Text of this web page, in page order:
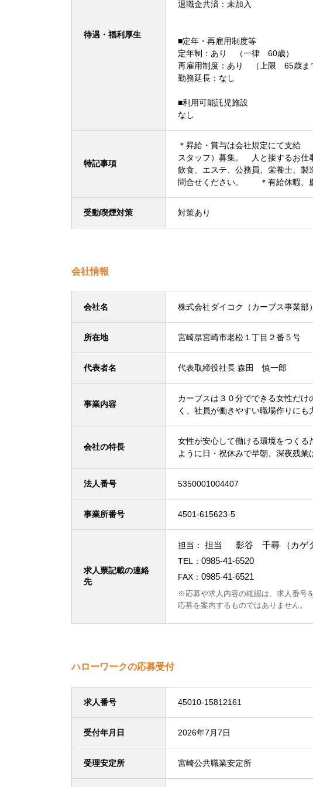
待遇・福利厚生
退職金共済：未加入
■定年・再雇用制度等
定年制：あり （一律 60歳）
再雇用制度：あり （上限 65歳ま
勤務延長：なし
■利用可能託児施設
なし
特記事項
＊昇給・賞与は会社規定にて支
スタッフ）募集。 人と接するお仕
飲食、エステ、公務員、栄養士、
問合せください。 ＊有給休暇、
受動喫煙対策 対策あり
会社情報
会社名 株式会社ダイコク（カーブス事業部）
所在地 宮崎県宮崎市老松１丁目２番５号
代表者名 代表取締役社長 森田 慎一郎
事業内容
カーブスは３０分でできる女性だ
く、社員が働きやすい職場作りにも
会社の特長
女性が安心して働ける環境をつく
ように日・祝休みで早朝、深夜残業
法人番号 5350001004407
事業所番号 4501-615623-5
求人票記載の連絡
先
担当： 担当 影谷 千尋 （カゲ
TEL： 0985-41-6520
FAX： 0985-41-6521
※応募や求人内容の確認は、求人番号
応募を案内するものではありません。
ハローワークの応募受付
求人番号 45010-15812161
受付年月日 2026年7月7日
受理安定所 宮崎公共職業安定所